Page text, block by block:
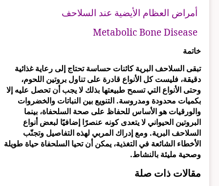
أمراض العظام الأيضية عند السلاحف
Metabolic Bone Disease
خاتمة
تبقى السلاحف البرية كائنات حساسة تحتاج إلى رعاية غذائية
دقيقة، فليست كل الأنواع قادرة على تناول بروتين اللحوم،
وحتى الأنواع التي تسمح طبيعتها بذلك لا يجب أن تحصل عليه إلا
بكميات محدودة ومدروسة. التنويع بين النباتات والخضروات
والورقيات هو الأساس للحفاظ على صحة السلحفاة، بينما
البروتين الحيواني لا يتعدى كونه عنصرًا إضافيًا لبعض أنواع
السلاحف البرية. ومع إدراك المربي لهذه التفاصيل وتجنّب
الأخطاء الشائعة في التغذية، يمكن أن تحيا السلحفاة حياة طويلة
وصحية مليئة بالنشاط.
مقالات ذات صلة